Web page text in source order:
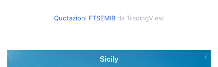
Quotazioni FTSEMIB da TradingView
Sicily